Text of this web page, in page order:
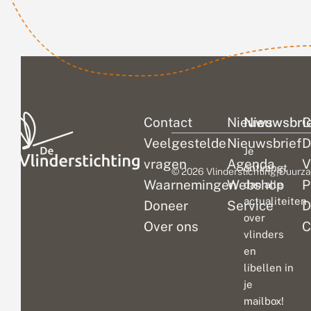
Contact
Veelgestelde
vragen
Waarnemingen
Doneer
Over ons
Nieuws
Nieuwsbrief
Agenda
Webshop
Service
Je
ontvangt
dan alle
actualiteiten
over
vlinders
en
libellen in
je
mailbox!
© 2026 Vlinderstichting|